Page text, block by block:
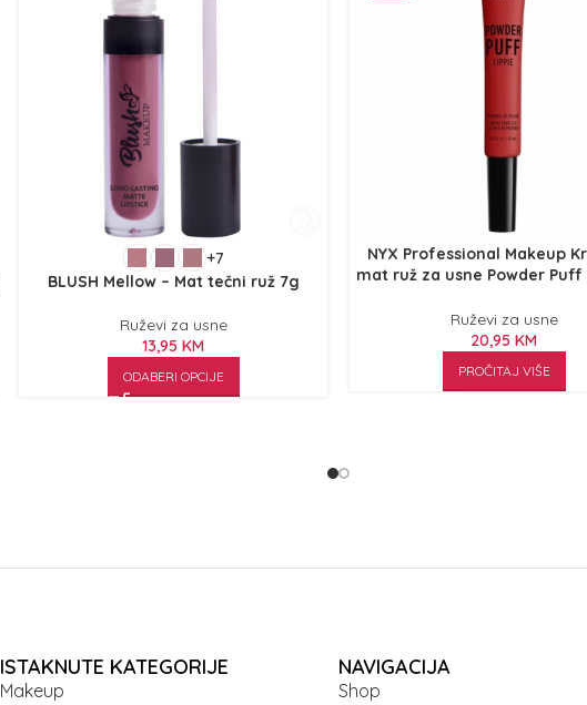
+7
BLUSH Mellow – Mat tečni ruž 7g
Ruževi za usne
13,95 KM
ODABERI OPCIJE
NYX Professional Makeup
mat ruž za usne Powder Puff
Ruževi za usne
20,95 KM
PROČITAJ VIŠE
ISTAKNUTE KATEGORIJE
Makeup
NAVIGACIJA
Shop